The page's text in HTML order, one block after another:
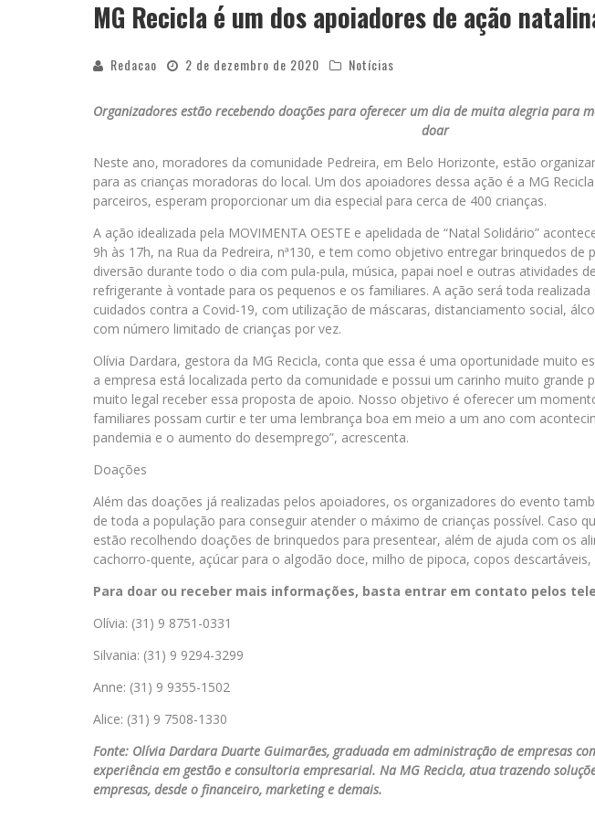
MG Recicla é um dos apoiadores de ação
Redacao 2 de dezembro de 2020 Notícias
Organizadores estão recebendo doações para oferecer um dia de muita alegria para
doar
Neste ano, moradores da comunidade Pedreira, em Belo Horizonte, estão
para as crianças moradoras do local. Um dos apoiadores dessa ação é a MG
parceiros, esperam proporcionar um dia especial para cerca de 400 crianças.
A ação idealizada pela MOVIMENTA OESTE e apelidada de “Natal Solidário”
9h às 17h, na Rua da Pedreira, nª130, e tem como objetivo entregar brinquedos de
diversão durante todo o dia com pula-pula, música, papai noel e outras atividades
refrigerante à vontade para os pequenos e os familiares. A ação será toda
cuidados contra a Covid-19, com utilização de máscaras, distanciamento social,
com número limitado de crianças por vez.
Olívia Dardara, gestora da MG Recicla, conta que essa é uma oportunidade muito
a empresa está localizada perto da comunidade e possui um carinho muito grande
muito legal receber essa proposta de apoio. Nosso objetivo é oferecer um
familiares possam curtir e ter uma lembrança boa em meio a um ano com
pandemia e o aumento do desemprego”, acrescenta.
Doações
Além das doações já realizadas pelos apoiadores, os organizadores do evento
de toda a população para conseguir atender o máximo de crianças possível. Caso
estão recolhendo doações de brinquedos para presentear, além de ajuda com os
cachorro-quente, açúcar para o algodão doce, milho de pipoca, copos
Para doar ou receber mais informações, basta entrar em contato pelos
Olívia: (31) 9 8751-0331
Silvania: (31) 9 9294-3299
Anne: (31) 9 9355-1502
Alice: (31) 9 7508-1330
Fonte: Olívia Dardara Duarte Guimarães, graduada em administração de empresas
experiência em gestão e consultoria empresarial. Na MG Recicla, atua trazendo
empresas, desde o financeiro, marketing e demais.